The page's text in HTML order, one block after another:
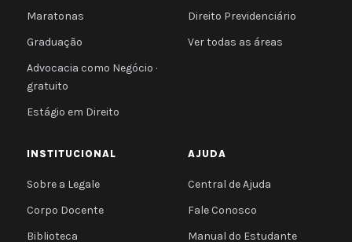
Maratonas
Graduação
Advocacia como Negócio ·
gratuito
Estágio em Direito
Direito Previdenciário
Ver todas as áreas
INSTITUCIONAL
Sobre a Legale
Corpo Docente
Biblioteca
AJUDA
Central de Ajuda
Fale Conosco
Manual do Estudante